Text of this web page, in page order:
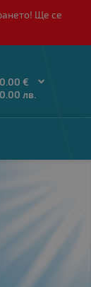
Ще се
0.00 €
0.00 лв.